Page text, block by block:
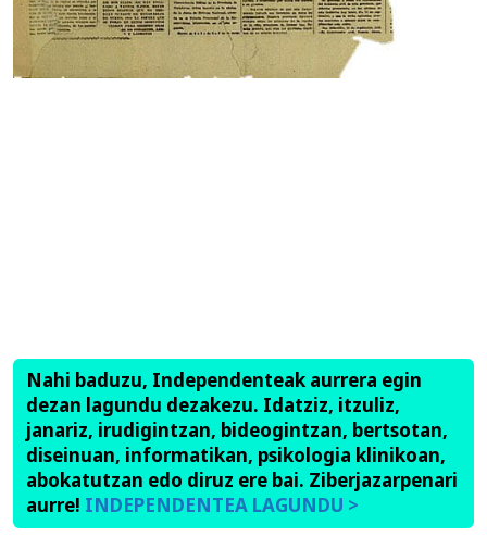
Nahi baduzu, Independenteak aurrera egin
dezan lagundu dezakezu. Idatziz, itzuliz,
janariz, irudigintzan, bideogintzan, bertsotan,
diseinuan, informatikan, psikologia klinikoan,
abokatutzan edo diruz ere bai. Ziberjazarpenari
aurre! INDEPENDENTEA LAGUNDU >